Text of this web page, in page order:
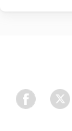
Facebook Twitter